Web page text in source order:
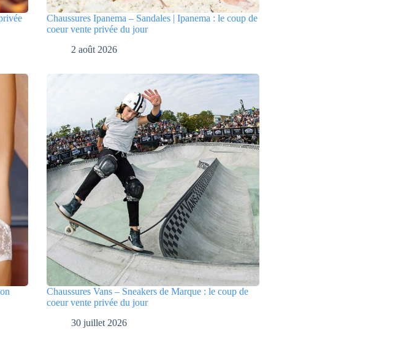
Chaussures Ipanema – Sandales | Ipanema : le coup de
coeur vente privée du jour
2 août 2026
Chaussures Vans – Sneakers de Marque : le coup de
coeur vente privée du jour
30 juillet 2026